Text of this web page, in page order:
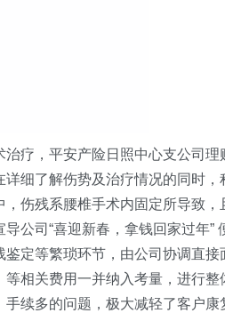
疗，平安产险日照中心支公司
细了解伤势及治疗情况的同时，
伤残系腰椎手术内固定所导致
公司“喜迎新春，拿钱回家过年”
定等繁琐环节，由公司协调直接
相关费用一并纳入考量，进行
续多的问题，极大减轻了客户康